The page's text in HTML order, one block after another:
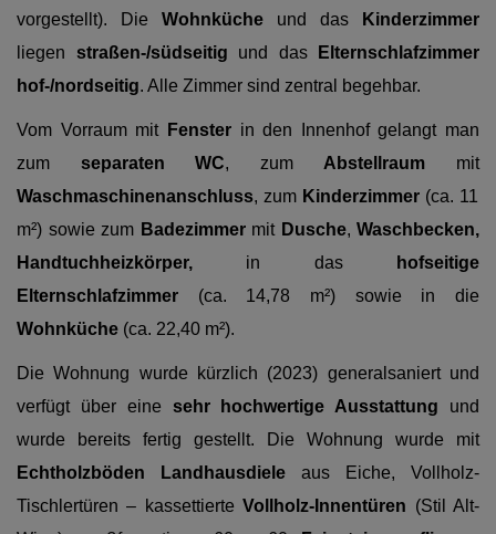
vorgestellt).
Die Wohnküche und das Kinderzimmer
liegen straßen-/südseitig und dasElternschlafzimmer
hof-/nordseitig. Alle Zimmer sind zentral begehbar.
Vom Vorraum mit Fenster in den Innenhof gelangt man
zum separaten WC, zum Abstellraum mit
Waschmaschinenanschluss, zum Kinderzimmer (ca. 11
m²) sowie zum Badezimmer mit Dusche, Waschbecken,
Handtuchheizkörper, in dashofseitige
Elternschlafzimmer (ca. 14,78 m²)
sowie in die
Wohnküche (ca. 22,40 m²).
Die Wohnung wurde kürzlich (2023) generalsaniert und
verfügt über eine sehr hochwertige Ausstattung und
wurde bereits fertig gestellt. Die Wohnung wurde mit
Echtholzböden Landhausdiele aus Eiche, Vollholz-
Tischlertüren – kassettierteVollholz-Innentüren (Stil Alt-